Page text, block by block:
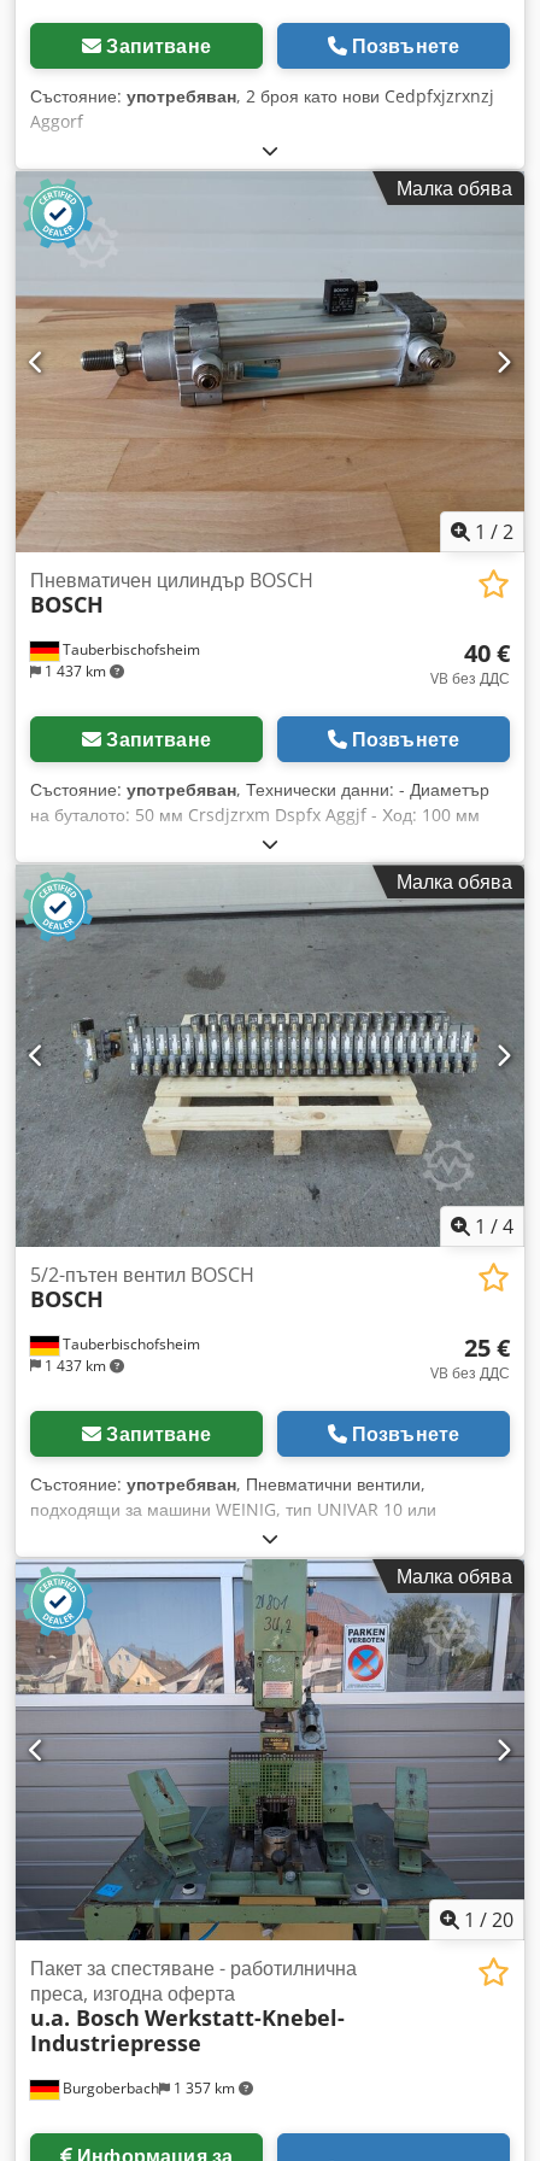
Запитване Позвънете
Състояние: употребяван, 2 броя като нови Cedpfxjzrxnzj
Aggorf
Малка обява
1 /2
Tauberbischofsheim
1 437 km
Пневматичен цилиндър BOSCH
BOSCH
40 €
VB без ДДС
Запитване Позвънете
Състояние: употребяван, Технически данни: - Диаметър
на буталото: 50 мм Crsdjzrxm Dspfx Aggjf - Ход: 100 мм
Малка обява
1 /4
Tauberbischofsheim
1 437 km
5/2-пътен вентил BOSCH
BOSCH
25 €
VB без ДДС
Запитване Позвънете
Състояние: употребяван, Пневматични вентили,
подходящи за машини WEINIG, тип UNIVAR 10 или
подобни. Серийно задвижване от двете страни или
възвратно движение с пружина. Cedpfjzrxlaex Aggerf
Технически данни: - Брой: 27
Малка обява
1 /20
Burgoberbach 1 357 km
Пакет за спестяване - работилнична
преса, изгодна оферта
u.a. Bosch Werkstatt-Knebel-
Industriepresse